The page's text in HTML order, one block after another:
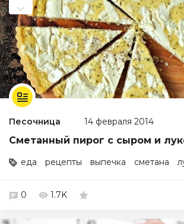
Песочница 14 февраля 2014
Сметанный пирог с сыром и
еда рецепты выпечка сметана
0 1.7K